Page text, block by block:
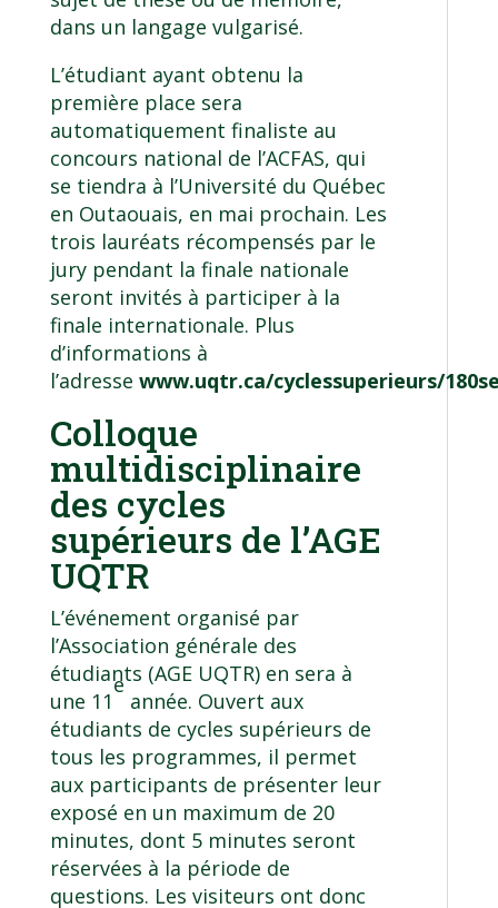
dans un langage vulgarisé.
L’étudiant ayant obtenu la
première place sera
automatiquement finaliste au
concours national de l’ACFAS, qui
se tiendra à l’Université du Québec
en Outaouais, en mai prochain. Les
trois lauréats récompensés par le
jury pendant la finale nationale
seront invités à participer à la
finale internationale. Plus
d’informations à
l’adresse www.uqtr.ca/cyclessuperieurs/
Colloque
multidisciplinaire
des cycles
supérieurs de l’AGE
UQTR
L’événement organisé par
l’Association générale des
étudiants (AGE UQTR) en sera à
une 11
e
année. Ouvert aux
étudiants de cycles supérieurs de
tous les programmes, il permet
aux participants de présenter leur
exposé en un maximum de 20
minutes, dont 5 minutes seront
réservées à la période de
questions. Les visiteurs ont donc